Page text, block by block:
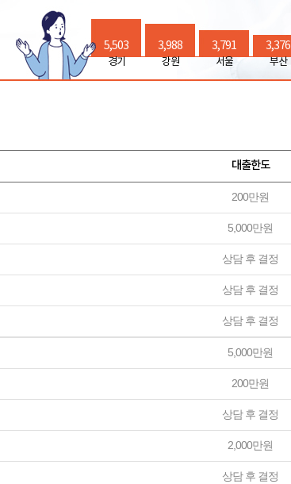
5,503
경기
3,988
강원
3,791
서울
3,376
부산
대출한도
200만원
5,000만원
상담 후 결정
상담 후 결정
상담 후 결정
5,000만원
200만원
상담 후 결정
2,000만원
상담 후 결정